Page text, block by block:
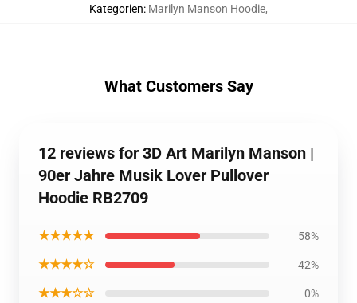
Kategorien: Marilyn Manson Hoodie,
What Customers Say
12 reviews for 3D Art Marilyn Manson |
90er Jahre Musik Lover Pullover
Hoodie RB2709
★★★★★ 58%
★★★★☆ 42%
★★★☆☆ 0%